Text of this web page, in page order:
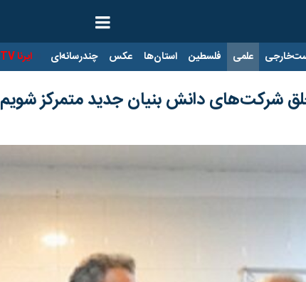
علمی فلسطین استان‌ها عکس چندرسانه‌ای ایرنا TV
خلق شرکت‌های دانش بنیان جدید متمرکز شویم